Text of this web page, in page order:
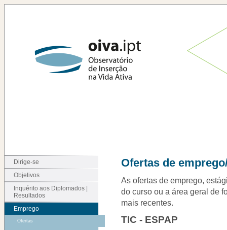
Dirige-se
Objetivos
Inquérito aos Diplomados |
Resultados
Emprego
Ofertas
Ofertas de
As ofertas de emprego,
do curso ou a área geral de
mais recentes.
TIC - ESPAP